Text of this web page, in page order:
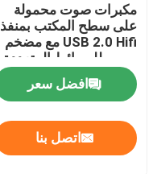
مكبرات صوت محمولة
على سطح المكتب بمنفذ
USB 2.0 Hifi مع مضخم
صوت للوسائط المتعددة
افضل سعر
اتصل بنا